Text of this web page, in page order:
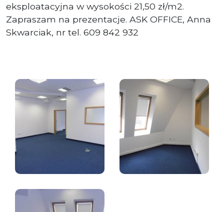
eksploatacyjna w wysokości 21,50 zł/m2.
Zapraszam na prezentacje. ASK OFFICE, Anna
Skwarciak, nr tel. 609 842 932